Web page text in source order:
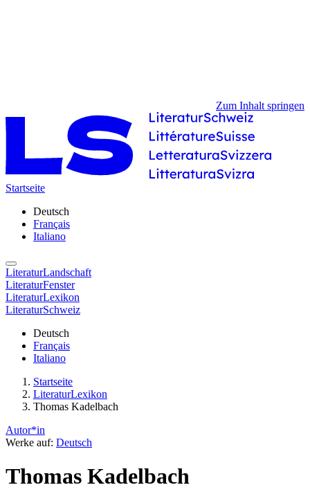
Zum Inhalt springen
Startseite
Deutsch
Français
Italiano
LiteraturLandschaft
LiteraturFenster
LiteraturLexikon
LiteraturSchweiz
Deutsch
Français
Italiano
Startseite
LiteraturLexikon
Thomas Kadelbach
Autor*in
Werke auf: Deutsch
Thomas Kadelbach